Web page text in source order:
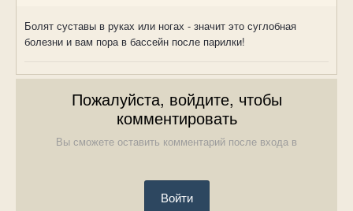
Болят суставы в руках или ногах - значит это суглобная
болезни и вам пора в бассейн после парилки!
Пожалуйста, войдите, чтобы
комментировать
Вы сможете оставить комментарий после входа в
Войти